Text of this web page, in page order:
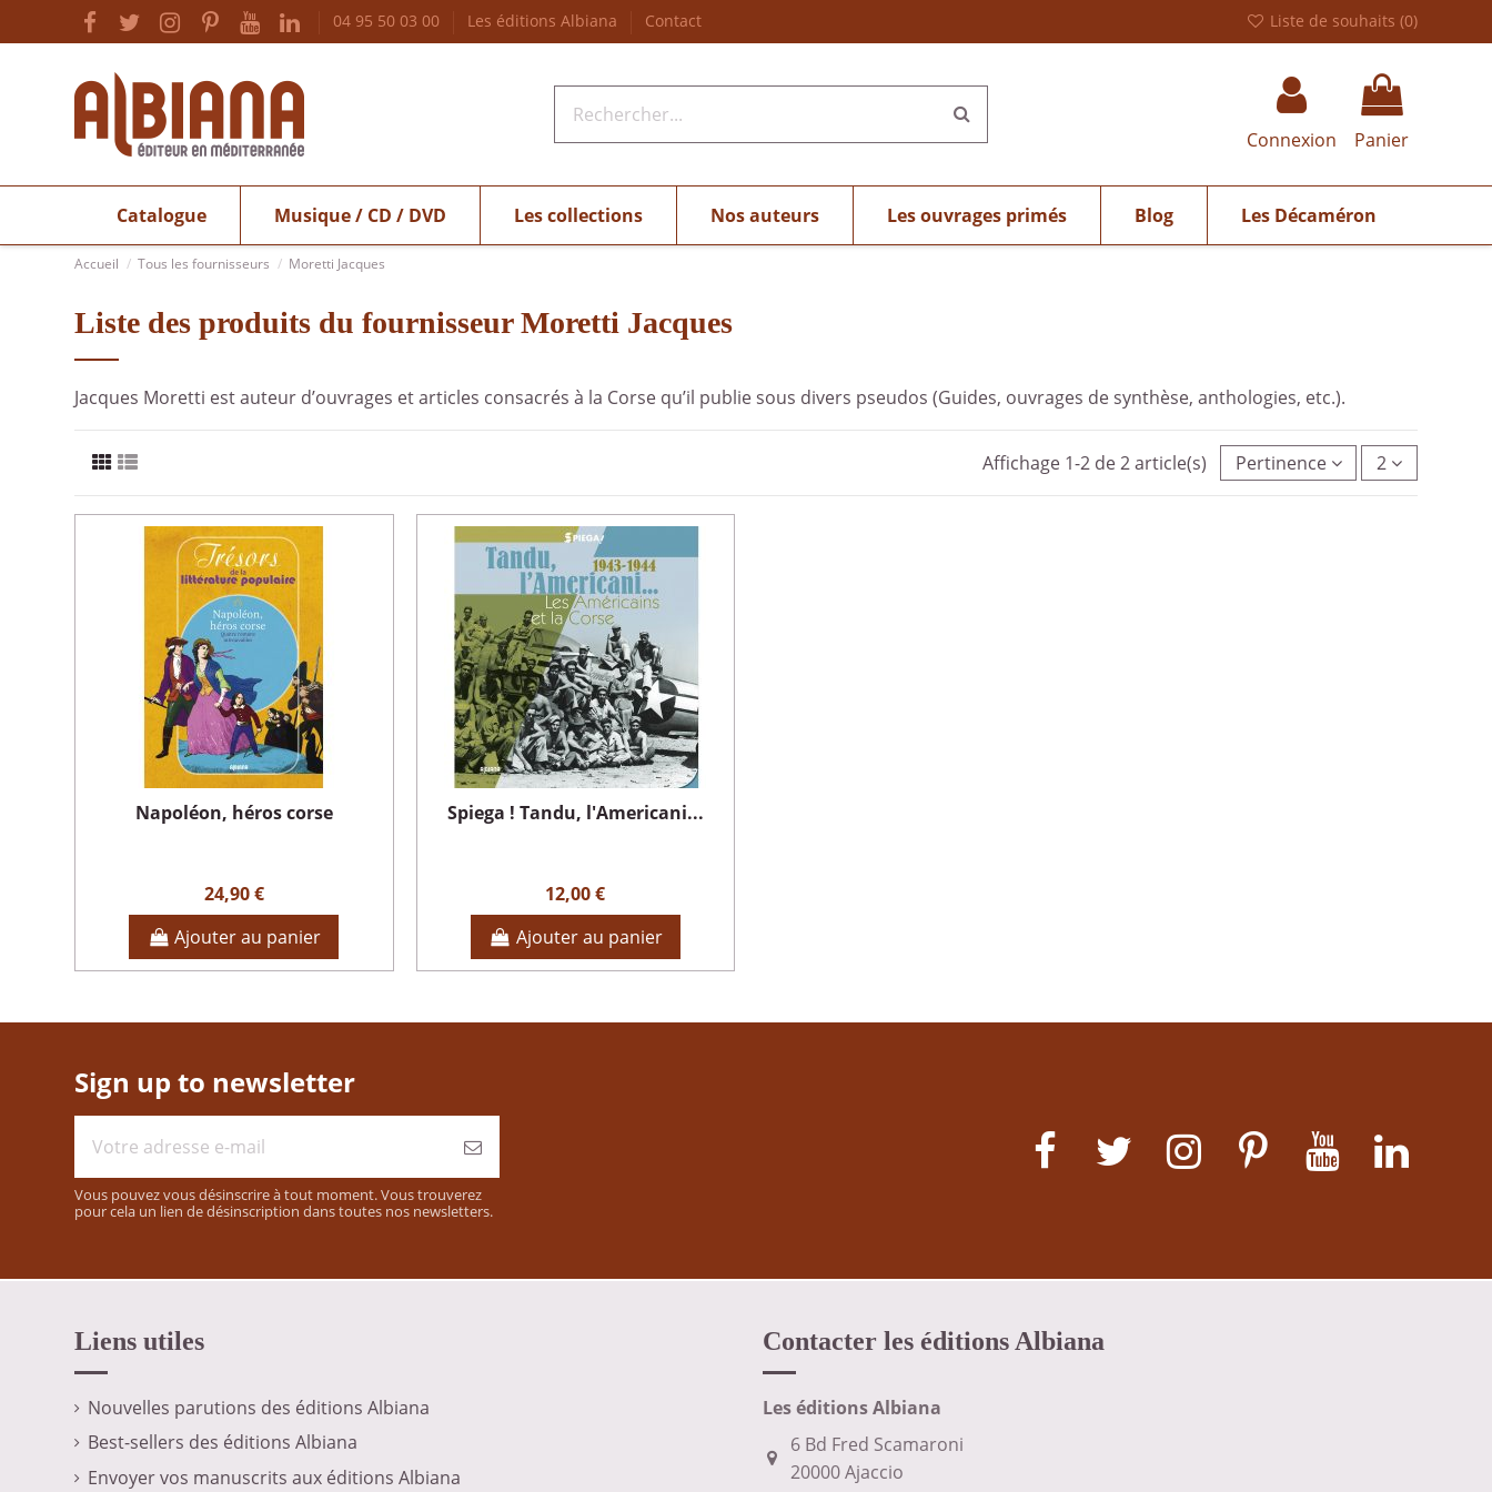
04 95 50 03 00 Les éditions Albiana Contact Liste de souhaits (0)
Connexion Panier
Catalogue Musique / CD / DVD Les collections Nos auteurs Les ouvrages primés Blog Les Décaméron
Accueil Tous les fournisseurs Moretti Jacques
Liste des produits du fournisseur Moretti Jacques
Jacques Moretti est auteur d’ouvrages et articles consacrés à la Corse qu’il publie sous divers pseudos (Guides, ouvrages de synthèse, anthologies, etc.).
Affichage 1-2 de 2 article(s) Pertinence 2
Napoléon, héros corse
24,90 €
Ajouter au panier
Spiega ! Tandu, l'Americani...
12,00 €
Ajouter au panier
Sign up to newsletter
Vous pouvez vous désinscrire à tout moment. Vous trouverez
pour cela un lien de désinscription dans toutes nos newsletters.
Liens utiles
Nouvelles parutions des éditions Albiana
Best-sellers des éditions Albiana
Envoyer vos manuscrits aux éditions Albiana
Contacter les éditions Albiana
Les éditions Albiana
6 Bd Fred Scamaroni
20000 Ajaccio